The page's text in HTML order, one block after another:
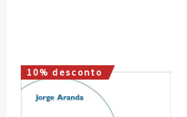
10% desconto
O
preço
O
preço
atual